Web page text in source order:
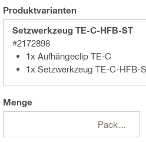
Produktvarianten
Setzwerkzeug TE-C-HFB-ST
#2172898
1x Aufhängeclip TE-C
1x Setzwerkzeug TE-C-HFB-
Menge
Packungen